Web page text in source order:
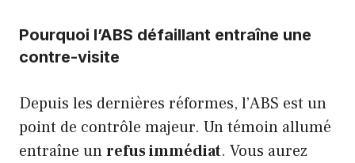
Pourquoi l’ABS défaillant entraîne une
contre-visite
Depuis les dernières réformes, l’ABS est un
point de contrôle majeur. Un témoin allumé
entraîne unrefus immédiat. Vous aurez